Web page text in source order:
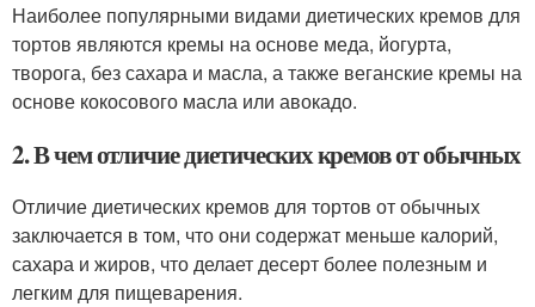
Наиболее популярными видами диетических кремов для
тортов являются кремы на основе меда, йогурта,
творога, без сахара и масла, а также веганские кремы на
основе кокосового масла или авокадо.
2. В чем отличие диетических кремов от обычных
Отличие диетических кремов для тортов от обычных
заключается в том, что они содержат меньше калорий,
сахара и жиров, что делает десерт более полезным и
легким для пищеварения.